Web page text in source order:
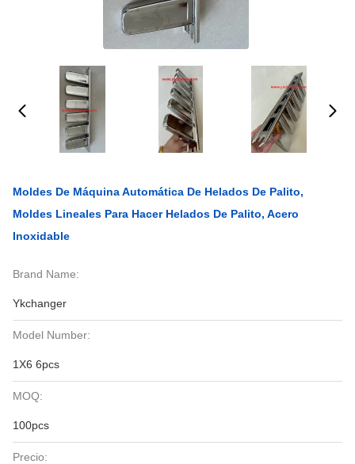
Moldes De Máquina Automática De Helados De Palito,
Moldes Lineales Para Hacer Helados De Palito, Acero
Inoxidable
Brand Name:
Ykchanger
Model Number:
1X6 6pcs
MOQ:
100pcs
Precio: